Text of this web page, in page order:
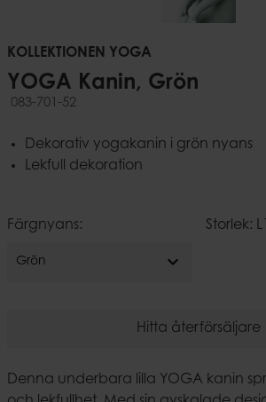
KOLLEKTIONEN YOGA
YOGA Kanin, Grön
083-701-52
Dekorativ yogakanin i grön nyans
Lekfull dekoration
Färgnyans:
Grön expand_more
Storlek:
Hitta återförsäljare
Denna underbara lilla YOGA kanin